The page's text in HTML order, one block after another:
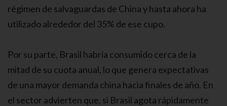
régimen de salvaguardas de China y hasta ahora ha
utilizado alrededor del 35% de ese cupo.
Por su parte, Brasil habría consumido cerca de la
mitad de su cuota anual, lo que genera expectativas
de una mayor demanda china hacia finales de año. En
el sector advierten que, si Brasil agota rápidamente